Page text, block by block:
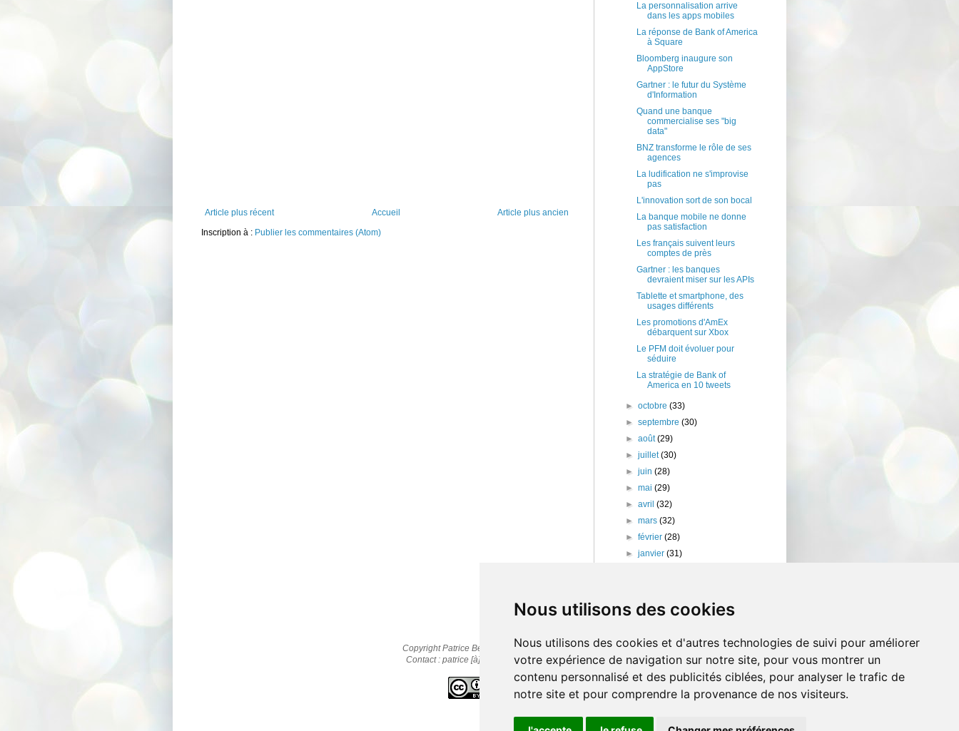
Nous utilisons des cookies
Nous utilisons des cookies et d'autres technologies de suivi pour améliorer
votre expérience de navigation sur notre site, pour vous montrer un
contenu personnalisé et des publicités ciblées, pour analyser le trafic de
notre site et pour comprendre la provenance de nos visiteurs.
Article plus récent Article plus ancien
Accueil
Inscription à : Publier les commentaires (Atom)
La personnalisation arrive
dans les apps mobiles
La réponse de Bank of America
à Square
Bloomberg inaugure son
AppStore
Gartner : le futur du Système
d'Information
Quand une banque
commercialise ses "big
data"
BNZ transforme le rôle de ses
agences
La ludification ne s'improvise
pas
L'innovation sort de son bocal
La banque mobile ne donne
pas satisfaction
Les français suivent leurs
comptes de près
Gartner : les banques
devraient miser sur les APIs
Tablette et smartphone, des
usages différents
Les promotions d'AmEx
débarquent sur Xbox
Le PFM doit évoluer pour
séduire
La stratégie de Bank of
America en 10 tweets
►octobre(33)
►septembre(30)
►août(29)
►juillet(30)
►juin(28)
►mai(29)
►avril(32)
►mars(32)
►février(28)
►janvier(31)
Copyright Patrice Bernard © 2010-2025
Contact : patrice [à] cestpasmonidee.fr